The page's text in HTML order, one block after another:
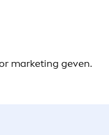
marketing geven.